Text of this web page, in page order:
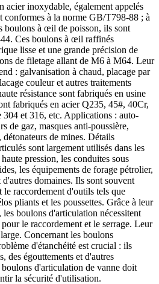
acier inoxydable, également appelés
à la norme GB/T798-88 ; à
boulons à œil de poisson, ils sont
Ces boulons à œil raffinés
lisse et une grande précision de
de filetage allant de M6 à M64. Leur
: galvanisation à chaud, placage par
couleur et autres traitements
résistance sont fabriqués en usine
fabriqués en acier Q235, 45#, 40Cr,
et 316, etc. Applications : auto-
de gaz, masques anti-poussière,
de mines. Détails
sont largement utilisés dans les
pression, les conduites sous
les équipements de forage pétrolier,
domaines. Ils sont souvent
le raccordement d'outils tels que
pliants et les poussettes. Grâce à leur
boulons d'articulation nécessitent
le raccordement et le serrage. Leur
Concernant les boulons
d'étanchéité est crucial : ils
des égouttements et d'autres
d'articulation de vanne doit
la sécurité d'utilisation.